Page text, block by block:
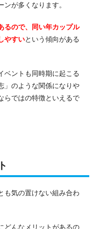
が多くなります。
るので、同い年カップル
やすいという傾向がある
ベントも同時期に起こる
」のような関係になりや
らではの特徴といえるで
も気の置けない組み合わ
どんなメリットがあるの